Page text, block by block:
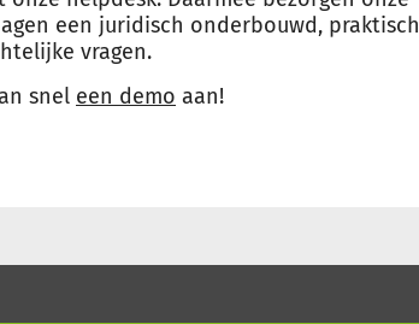
een juridisch onderbouwd, praktisch
vragen.
snel een demo aan!